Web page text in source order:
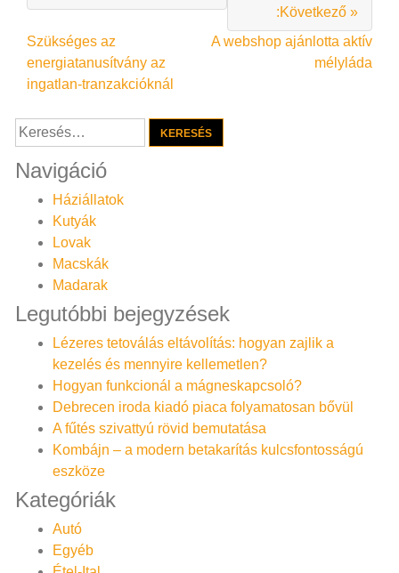
:Következő »
Bejegyzés
navigáció
Szükséges az
energiatanusítvány az
ingatlan-tranzakcióknál
A webshop ajánlotta aktív
mélyláda
Keresés:
Navigáció
Háziállatok
Kutyák
Lovak
Macskák
Madarak
Legutóbbi bejegyzések
Lézeres tetoválás eltávolítás: hogyan zajlik a
kezelés és mennyire kellemetlen?
Hogyan funkcionál a mágneskapcsoló?
Debrecen iroda kiadó piaca folyamatosan bővül
A fűtés szivattyú rövid bemutatása
Kombájn – a modern betakarítás kulcsfontosságú
eszköze
Kategóriák
Autó
Egyéb